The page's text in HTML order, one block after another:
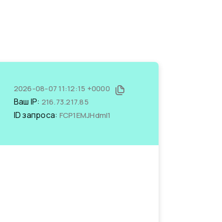
2026-08-07 11:12:15 +0000
Ваш IP: 216.73.217.85
ID запроса: FCP1EMJHdmI1